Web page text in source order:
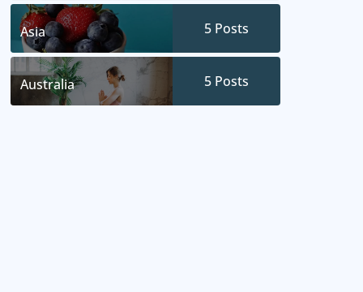
Asia 5 Posts
Australia 5 Posts